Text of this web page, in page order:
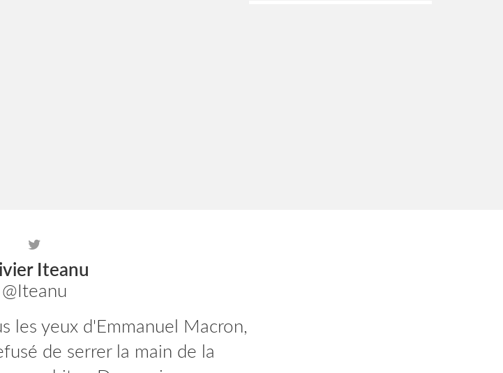
Iteanu
@Iteanu
les yeux d'Emmanuel Macron,
de serrer la main de la
quelques heures pour vous
de l'EFB Pendant 2